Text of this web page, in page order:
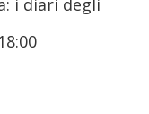
i diari degli